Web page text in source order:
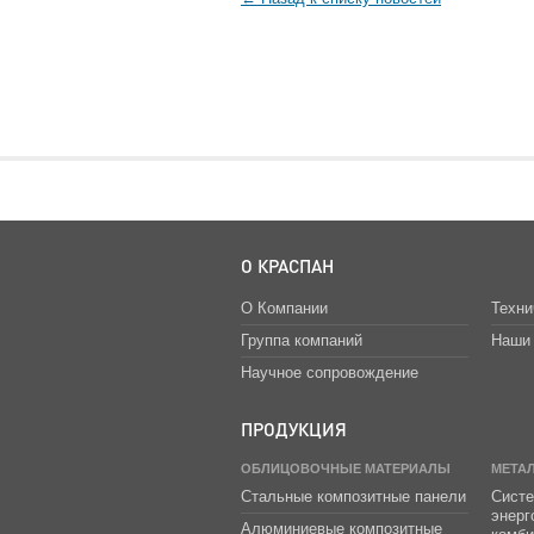
О КРАСПАН
О Компании
Группа компаний
Научное сопровождение
Наши
ПРОДУКЦИЯ
ОБЛИЦОВОЧНЫЕ МАТЕРИАЛЫ
Стальные композитные панели
Алюминиевые композитные